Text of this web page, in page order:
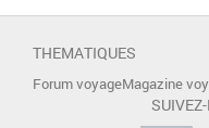
THEMATIQUES
Forum voyageMagazine